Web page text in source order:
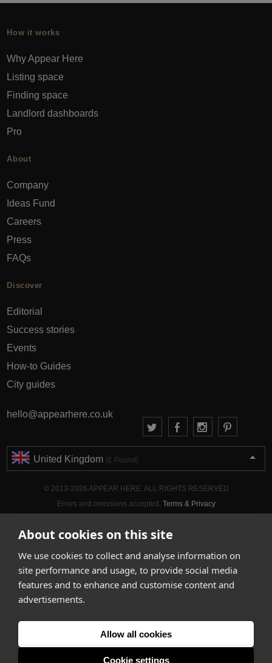
About cookies on this site
We use cookies to collect and analyse information on
site performance and usage, to provide social media
features and to enhance and customise content and
advertisements.
Allow all cookies
Cookie settings
How it works
Why Appear Here
Listing space
Finding space
Landlord dashboards
Pro
About
Company
Ideas Fund
Careers
Press
FAQs
Discover
Editorial
Success stories
Events
How-to Guides
City guides
hello@appearhere.co.uk
United Kingdom (£ Pound)
© 2013-2026 APPEAR HERE. ALL RIGHTS RESERVED
Errors and omissions accepted. Terms & Privacy